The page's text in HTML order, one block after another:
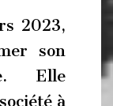
2023,
son
Elle
à